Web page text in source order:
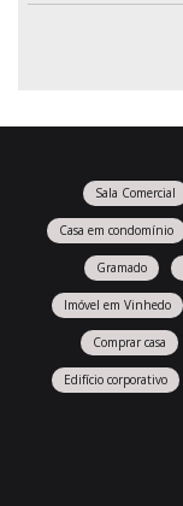
Sala Comercial
Casa em condomínio
Gramado
Imóvel em Vinhedo
Comprar casa
Edifício corporativo